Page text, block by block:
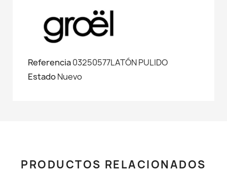
Referencia03250577LATÓN PULIDO
EstadoNuevo
PRODUCTOS RELACIONADOS